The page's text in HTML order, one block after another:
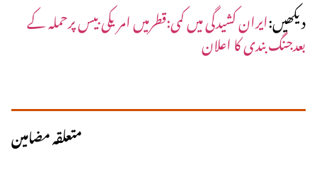
دیکھیں:ایران کشیدگی میں کمی:قطرمیں امریکی بیس پرحملہ کے
بعدجنگ بندی کا اعلان
متعلقہ مضامین